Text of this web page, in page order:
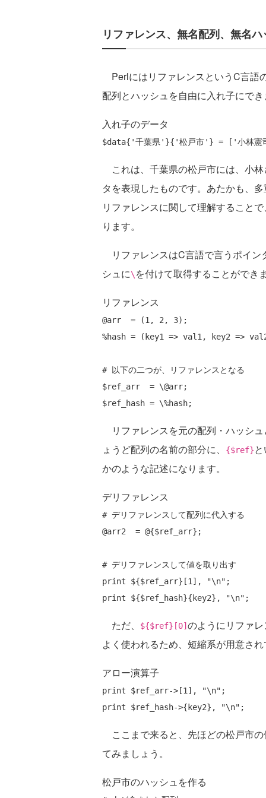
リファレンス、無名配列、無名
PerlにはリファレンスというC言語
配列とハッシュを自由に入れ子にで
入れ子のデータ
これは、千葉県の松戸市には、小
タを表現したものです。あたかも、
リファレンスに関して理解すること
ります。
リファレンスはC言語で言うポイン
シュに\ を付けて取得することができ
リファレンス
@arr  = (1, 2, 3);
%hash = (key1 => val1, key2 =>
# 以下の二つが、リファレンスとなる
$ref_arr  = \@arr;
リファレンスを元の配列・ハッシ
ょうど配列の名前の部分に、
{$ref}
かのような記述になります。
デリファレンス
# デリファレンスして配列に代入する
@arr2  = @{$ref_arr};
# デリファレンスして値を取り出す
print ${$ref_arr}[1], "\n"
print ${$ref_hash}{key2}, "\n"
ただ、 ${$ref}[0]のようにリファ
よく使われるため、短縮系が用意さ
アロー演算子
print $ref_arr->[1], "\n"
print $ref_hash->{key2}, "\n"
ここまで来ると、先ほどの松戸市
てみましょう。
松戸市のハッシュを作る